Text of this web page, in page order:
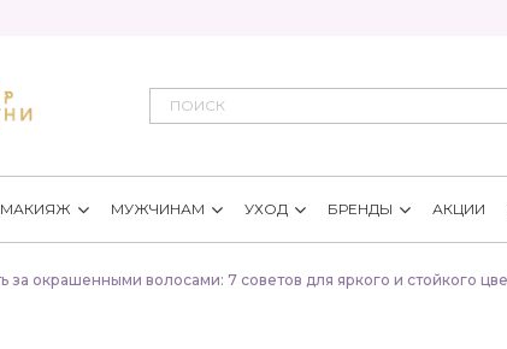
МАКИЯЖ МУЖЧИНАМ УХОД БРЕНДЫ АКЦИИ
за окрашенными волосами: 7 советов для яркого и стойкого